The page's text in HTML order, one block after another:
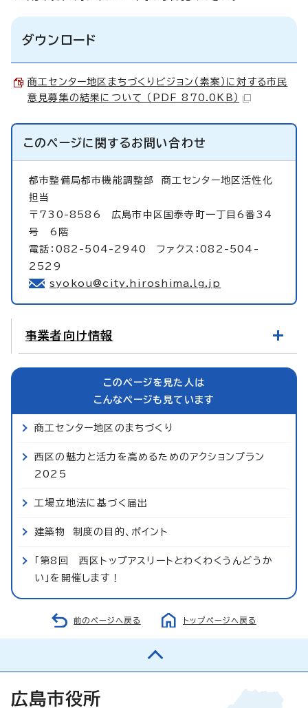
ダウンロード
商工センター地区まちづくりビジョン（素案）に対する市民
意見募集の結果について （PDF 870.0KB）
このページに関するお問い合わせ
都市整備局都市機能調整部 商工センター地区活性化
担当
〒730-8586 広島市中区国泰寺町一丁目6番34
号 6階
電話：082-504-2940 ファクス：082-504-
2529
syokou@city.hiroshima.lg.jp
事業者向け情報
このページを見た人は
こんなページも見ています
商工センター地区のまちづくり
西区の魅力と活力を高めるためのアクションプラン
2025
工場立地法に基づく届出
建築物 制度の目的、ポイント
「第8回 西区トップアスリートとわくわくうんどうか
い」を開催します！
前のページへ戻る トップページへ戻る
広島市役所